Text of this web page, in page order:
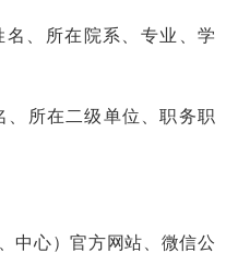
、所在院系、专业、学
所在二级单位、职务职
中心）官方网站、微信公